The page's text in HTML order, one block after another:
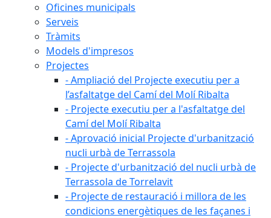
Oficines municipals
Serveis
Tràmits
Models d'impresos
Projectes
- Ampliació del Projecte executiu per a
l’asfaltatge del Camí del Molí Ribalta
- Projecte executiu per a l'asfaltatge del
Camí del Molí Ribalta
- Aprovació inicial Projecte d'urbanització
nucli urbà de Terrassola
- Projecte d'urbanització del nucli urbà de
Terrassola de Torrelavit
- Projecte de restauració i millora de les
condicions energètiques de les façanes i